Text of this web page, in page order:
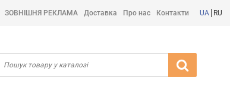
ЗОВНІШНЯ РЕКЛАМА Доставка Про нас Контакти UA RU